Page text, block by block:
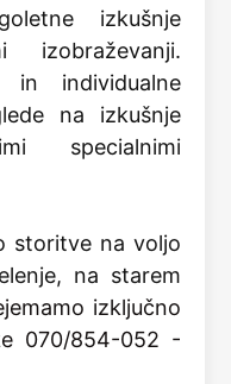
izkušnje
izobraževanji.
in individualne
na izkušnje
specialnimi
storitve na voljo
na starem
izključno
070/854-052 -